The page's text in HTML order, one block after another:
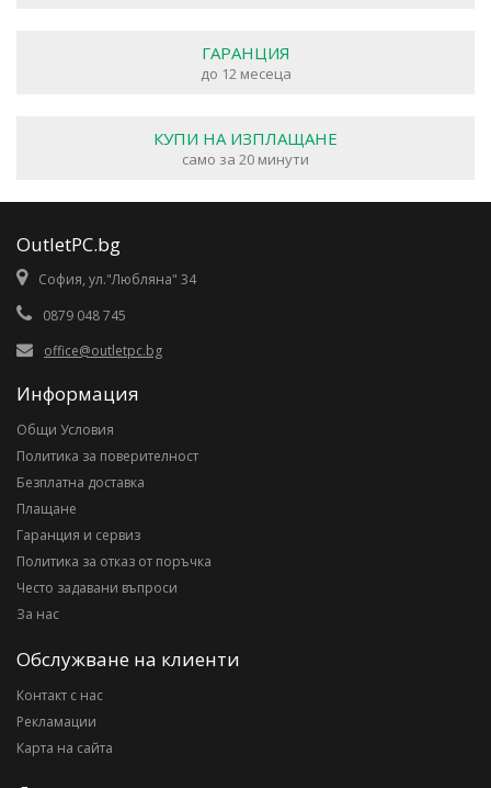
ГАРАНЦИЯ
до 12 месеца
КУПИ НА ИЗПЛАЩАНЕ
само за 20 минути
OutletPC.bg
София, ул."Любляна" 34
0879 048 745
office@outletpc.bg
Информация
Общи Условия
Политика за поверителност
Безплатна доставка
Плащане
Гаранция и сервиз
Политика за отказ от поръчка
Често задавани въпроси
За нас
Обслужване на клиенти
Контакт с нас
Рекламации
Карта на сайта